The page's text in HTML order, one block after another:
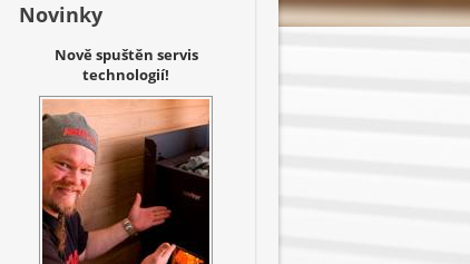
Novinky
Nově spuštěn servis
technologií!